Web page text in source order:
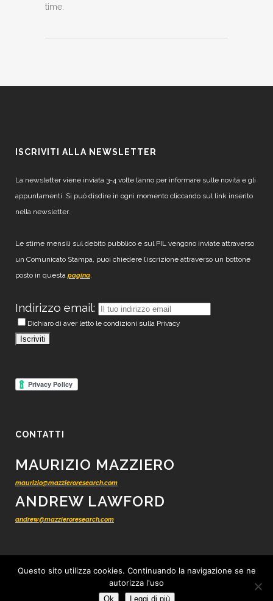
time.
ISCRIVITI ALLA NEWSLETTER
La newsletter viene inviata 3-4 volte l’anno per informare sulle novità e gli
appuntamenti. Si può disdire in ogni momento cliccando sul link inserito
nella newsletter.
Le stime mensili sul debito pubblico e sul PIL vengono inviate attraverso
un Comunicato Stampa, puoi chiedere l’iscrizione attraverso un bottone
posto in questa pagina.
Indirizzo email:
Dichiaro di aver letto le condizioni sulla Privacy
CONTATTI
MAURIZIO MAZZIERO
maurizio@mazzieroresearch.com
ANDREW LAWFORD
andrew@mazzieroresearch.com
© 2012 - 2026 Mazziero Research - Ricerca finanziaria indipendente -
Questo sito utilizza cookies. Continuando la navigazione se ne
autorizza l'uso
Ok Leggi di più